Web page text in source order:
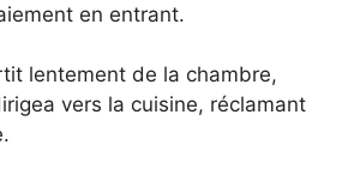
en entrant.
lentement de la chambre,
vers la cuisine, réclamant